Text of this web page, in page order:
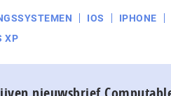
IOS IPHONE
XP